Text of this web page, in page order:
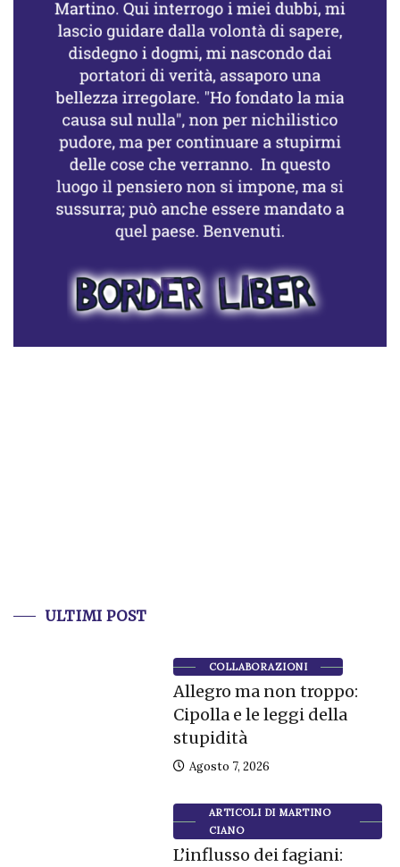
ULTIMI POST
COLLABORAZIONI
Allegro ma non troppo:
Cipolla e le leggi della
stupidità
Agosto 7, 2026
ARTICOLI DI MARTINO
CIANO
L’influsso dei fagiani: